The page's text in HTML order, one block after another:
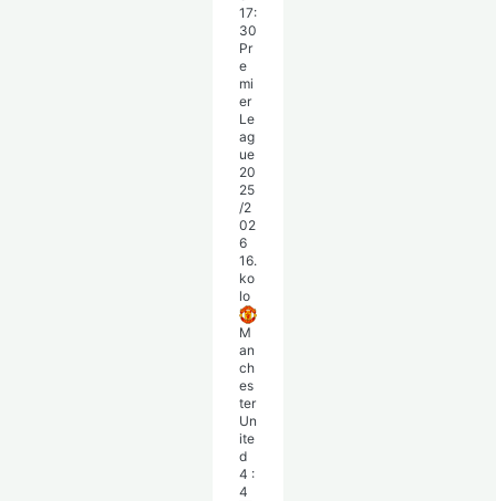
17:
30
Pr
e
mi
er
Le
ag
ue
20
25
/2
02
6
16.
ko
lo
M
an
ch
es
ter
Un
ite
d
4 :
4